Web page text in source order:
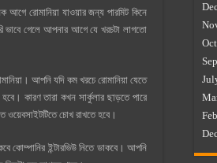
আগে রোমানিয়া যাওয়ার জন্য পারমিট কিনে
ভাবে গেলে আপনার আগে যে খরচটা লাগতো
আপনি যদি কম খরচে রোমানিয়া যেতে
কারণ তারা কখন সার্কুলার ছাড়তে পারে
চোখ রাখতে হবে।
কোম্পানির ইন্টারভিউ নিতে ডাকবে। আপনি